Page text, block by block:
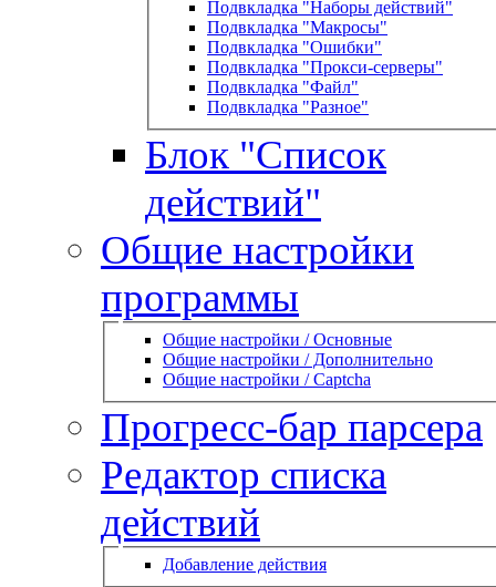
Подвкладка "Наборы действий"
Подвкладка "Макросы"
Подвкладка "Ошибки"
Подвкладка "Прокси-серверы"
Подвкладка "Файл"
Подвкладка "Разное"
Блок "Список
действий"
Общие настройки
программы
Общие настройки / Основные
Общие настройки / Дополнительно
Общие настройки / Captcha
Прогресс-бар парсера
Редактор списка
действий
Добавление действия